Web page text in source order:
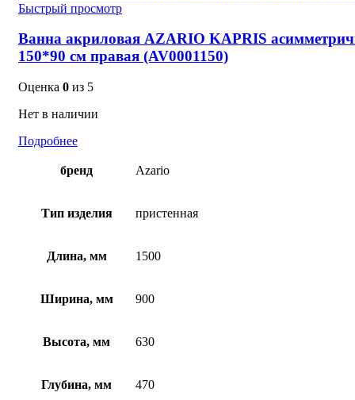
Быстрый просмотр
Ванна акриловая AZARIO KAPRIS
150*90 см правая (AV0001150)
Оценка 0 из 5
Нет в наличии
Подробнее
бренд Azario
Тип изделия пристенная
Длина, мм 1500
Ширина, мм 900
Высота, мм 630
Глубина, мм 470